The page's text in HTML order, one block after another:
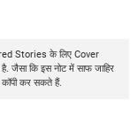
Stories के लिए Cover
जैसा कि इस नोट में साफ जाहिर
कर सकते हैं.